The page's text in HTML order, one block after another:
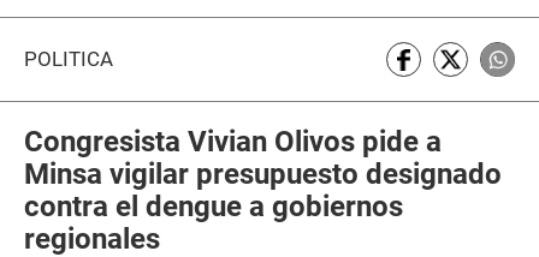
POLÍTICA
Congresista Vivian Olivos pide a
Minsa vigilar presupuesto designado
contra el dengue a gobiernos
regionales